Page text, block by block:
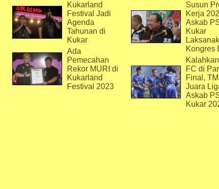
Kukarland
Festival Jadi
Agenda
Tahunan di
Kukar
Ada
Pemecahan
Rekor MURI di
Kukarland
Festival 2023
Susun
Kerja
Askab
Kukar
Kongres
FC di
Final,
Juara
Askab
Kukar